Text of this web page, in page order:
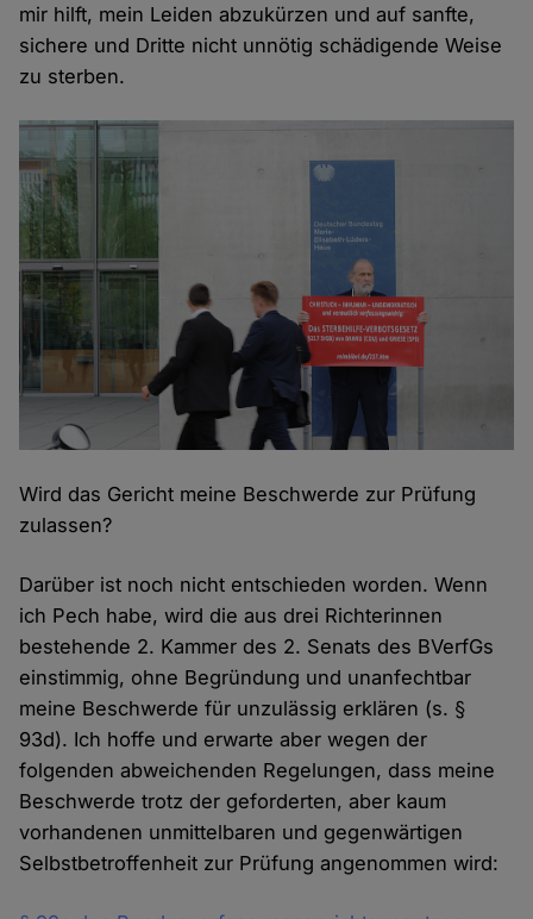
mir hilft, mein Leiden abzukürzen und auf sanfte,
sichere und Dritte nicht unnötig schädigende Weise
zu sterben.
Wird das Gericht meine Beschwerde zur Prüfung
zulassen?
Darüber ist noch nicht entschieden worden. Wenn
ich Pech habe, wird die aus drei Richterinnen
bestehende 2. Kammer des 2. Senats des BVerfGs
einstimmig, ohne Begründung und unanfechtbar
meine Beschwerde für unzulässig erklären (s. §
93d). Ich hoffe und erwarte aber wegen der
folgenden abweichenden Regelungen, dass meine
Beschwerde trotz der geforderten, aber kaum
vorhandenen unmittelbaren und gegenwärtigen
Selbstbetroffenheit zur Prüfung angenommen wird: